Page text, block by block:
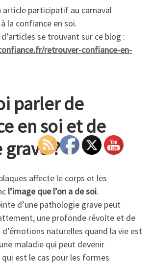
article participatif au carnaval
la confiance en soi.
se trouvant sur ce blog :
retrouver-confiance-en-
parler de
en soi et de
?
affecte le corps et les
l’image que l’on a de soi.
d’une pathologie grave peut
une profonde révolte et de
d’émotions naturelles quand la vie est
maladie qui peut devenir
est le cas pour les formes